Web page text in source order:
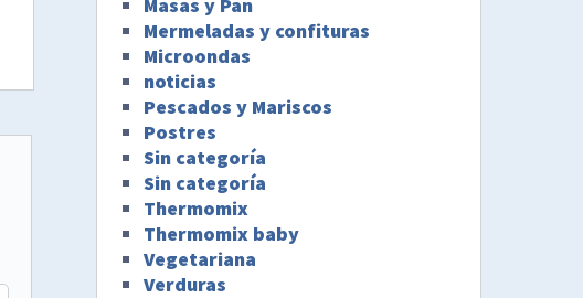
Mermeladas y confituras
Microondas
noticias
Pescados y Mariscos
Postres
Sin categoría
Sin categoría
Thermomix
Thermomix baby
Vegetariana
Verduras